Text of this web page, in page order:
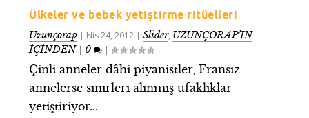
Ülkeler ve bebek yetiştirme ritüelleri
Uzunçorap | Nis 24, 2012 |Slider, UZUNÇORAP’IN
İÇİNDEN| 0 |
Çinli anneler dâhi piyanistler, Fransız
annelerse sinirleri alınmış ufaklıklar
yetiştiriyor...